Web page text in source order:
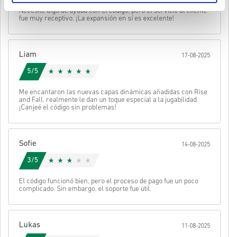
• Elige tu producto
• Introduce tu correo electrónico
• Selecciona tu método de pago preferido
tu código.
Cancelar Enviar
Necesité algo de ayuda con el código, pero el servicio al cliente
fue muy receptivo. ¡La expansión en sí es excelente!
Liam 17-08-2025
5/5
Me encantaron las nuevas capas dinámicas añadidas con Rise
and Fall, realmente le dan un toque especial a la jugabilidad.
¡Canjeé el código sin problemas!
Sofie 14-08-2025
3/5
El código funcionó bien, pero el proceso de pago fue un poco
complicado. Sin embargo, el soporte fue útil.
Lukas 11-08-2025